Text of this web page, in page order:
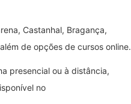
Castanhal, Bragança,
de opções de cursos online.
presencial ou à distância,
no